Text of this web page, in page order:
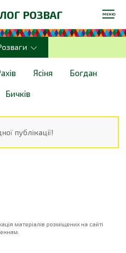
РОЗВАГ МЕНЮ
Ясіня Богдан
Бичків
публікації!
матеріалів розміщених на сайті